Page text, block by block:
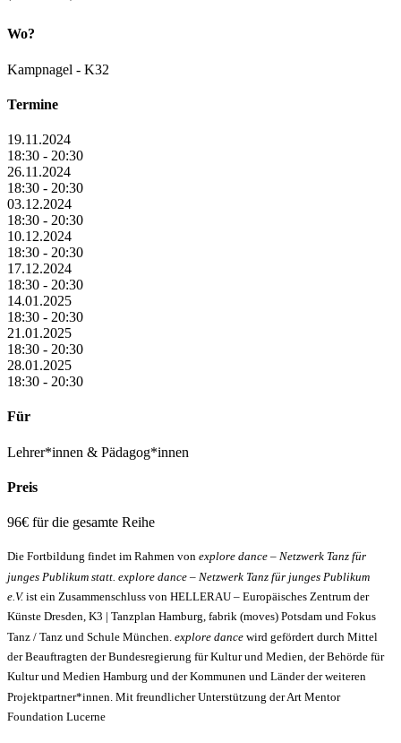
Wo?
Kampnagel - K32
Termine
19.11.2024
18:30 - 20:30
26.11.2024
18:30 - 20:30
03.12.2024
18:30 - 20:30
10.12.2024
18:30 - 20:30
17.12.2024
18:30 - 20:30
14.01.2025
18:30 - 20:30
21.01.2025
18:30 - 20:30
28.01.2025
18:30 - 20:30
Für
Lehrer*innen & Pädagog*innen
Preis
96€ für die gesamte Reihe
Die Fortbildung findet im Rahmen von explore dance – Netzwerk Tanz für
junges Publikum statt. explore dance – Netzwerk Tanz für junges Publikum
e.V. ist ein Zusammenschluss von HELLERAU – Europäisches Zentrum der
Künste Dresden, K3 | Tanzplan Hamburg, fabrik (moves) Potsdam und Fokus
Tanz / Tanz und Schule München. explore dance wird gefördert durch Mittel
der Beauftragten der Bundesregierung für Kultur und Medien, der Behörde für
Kultur und Medien Hamburg und der Kommunen und Länder der weiteren
Projektpartner*innen. Mit freundlicher Unterstützung der Art Mentor
Foundation Lucerne